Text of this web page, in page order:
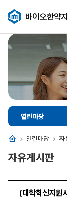
바이오한약
홈 열린마당 자
열린마당
자유게시판
(대학혁신지원